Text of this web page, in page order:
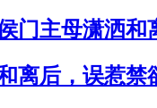
门主母潇洒
离后，误惹